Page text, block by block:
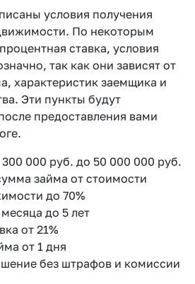
условия получения
По некоторым
ставка, условия
так как они зависят от
характеристик заемщика и
Эти пункты будут
предоставления вами
000 руб. до 50 000 000 руб.
займа от стоимости
до 70%
до 5 лет
от 21%
от 1 дня
без штрафов и комиссии